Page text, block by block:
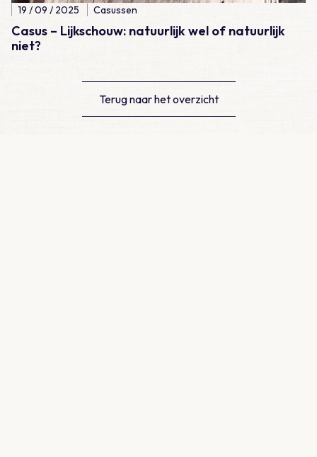
Casus – Lijkschouw: natuurlijk wel of natuurlijk
niet?
19 / 09 / 2025 Casussen
Terug naar het overzicht